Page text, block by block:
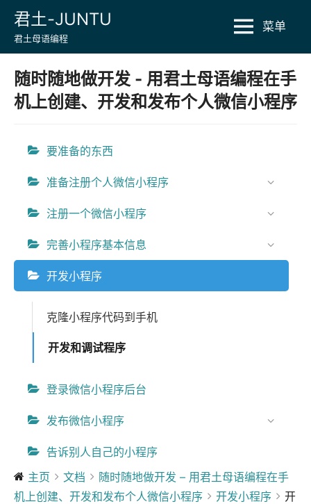
Skip君土-JUNTU
君土母语编程
菜单
随时随地做开发 - 用君土母语编程在手
机上创建、开发和发布个人微信小程序
要准备的东西
准备注册个人微信小程序
注册一个微信小程序
完善小程序基本信息
开发小程序
克隆小程序代码到手机
开发和调试程序
登录微信小程序后台
发布微信小程序
告诉别人自己的小程序
主页
文档
随时随地做开发 – 用君土母语编程在手
机上创建、开发和发布个人微信小程序
开发小程序
开